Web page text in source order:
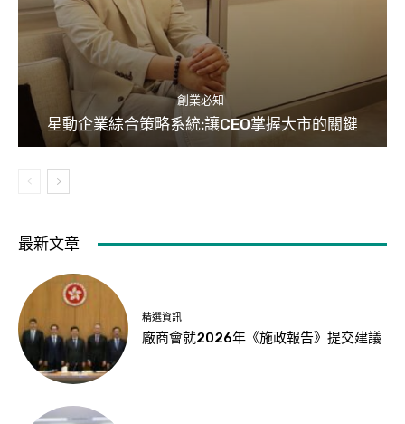
創業必知
星動企業綜合策略系統:讓CEO掌握大市的關鍵
最新文章
精選資訊
廠商會就2026年《施政報告》提交建議